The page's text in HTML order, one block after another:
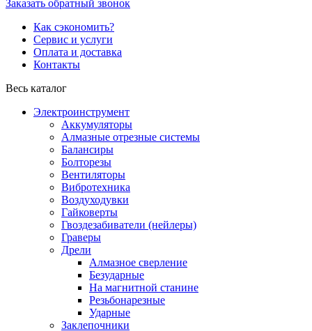
Заказать обратный звонок
Как сэкономить?
Сервис и услуги
Оплата и доставка
Контакты
Весь каталог
Электроинструмент
Аккумуляторы
Алмазные отрезные системы
Балансиры
Болторезы
Вентиляторы
Вибротехника
Воздуходувки
Гайковерты
Гвоздезабиватели (нейлеры)
Граверы
Дрели
Алмазное сверление
Безударные
На магнитной станине
Резьбонарезные
Ударные
Заклепочники